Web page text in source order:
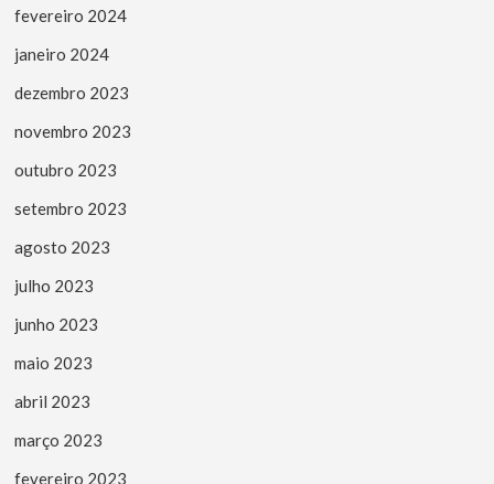
fevereiro 2024
janeiro 2024
dezembro 2023
novembro 2023
outubro 2023
setembro 2023
agosto 2023
julho 2023
junho 2023
maio 2023
abril 2023
março 2023
fevereiro 2023